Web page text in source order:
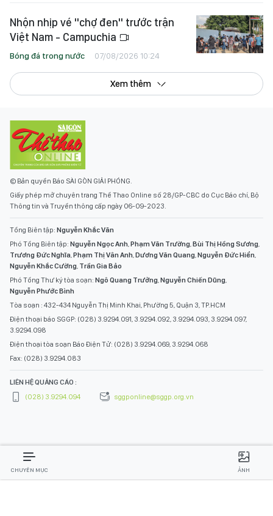
Nhộn nhịp vé "chợ đen" trước trận
Việt Nam - Campuchia
Bóng đá trong nước 07/08/2026 10:24
Xem thêm
© Bản quyền Báo SÀI GÒN GIẢI PHÓNG.
Giấy phép mở chuyên trang Thể Thao Online số 28/GP-CBC do Cục Báo chí, Bộ
Thông tin và Truyền thông cấp ngày 06-09-2023.
Tổng Biên tập: Nguyễn Khắc Văn
Phó Tổng Biên tập: Nguyễn Ngọc Anh Phạm Văn Trường Bùi Thị Hồng Sương
Trương Đức Nghĩa Phạm Thị Vân Anh Dương Văn Quang Nguyễn Đức Hiển
Nguyễn Khắc Cường Trần Gia Bảo
Phó Tổng Thư ký tòa soạn: Ngô Quang Trưởng Nguyễn Chiến Dũng
Nguyễn Phước Bình
Tòa soạn : 432-434 Nguyễn Thị Minh Khai, Phường 5, Quận 3, TP.HCM
Điện thoại báo SGGP: (028) 3.9294.091, 3.9294.092, 3.9294.093, 3.9294.097,
3.9294.098
Điện thoại tòa soạn Báo Điện Tử: (028) 3.9294.069, 3.9294.068
Fax: (028) 3.9294.083
LIÊN HỆ QUẢNG CÁO :
(028) 3.9294.094
sggponline@sggp.org.vn
CHUYÊN MỤC ẢNH